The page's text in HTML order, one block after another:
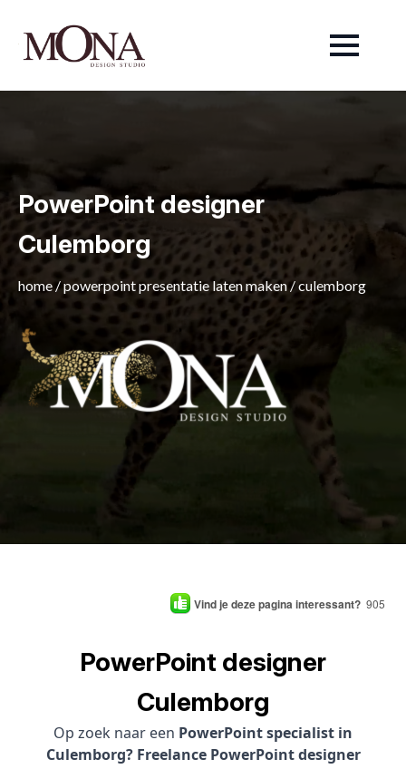
PowerPoint designer
Culemborg
home /powerpoint presentatie laten maken/culemborg
Vind je deze pagina interessant? 905
PowerPoint designer
Culemborg
Op zoek naar een PowerPoint specialist in
Culemborg? Freelance PowerPoint designer